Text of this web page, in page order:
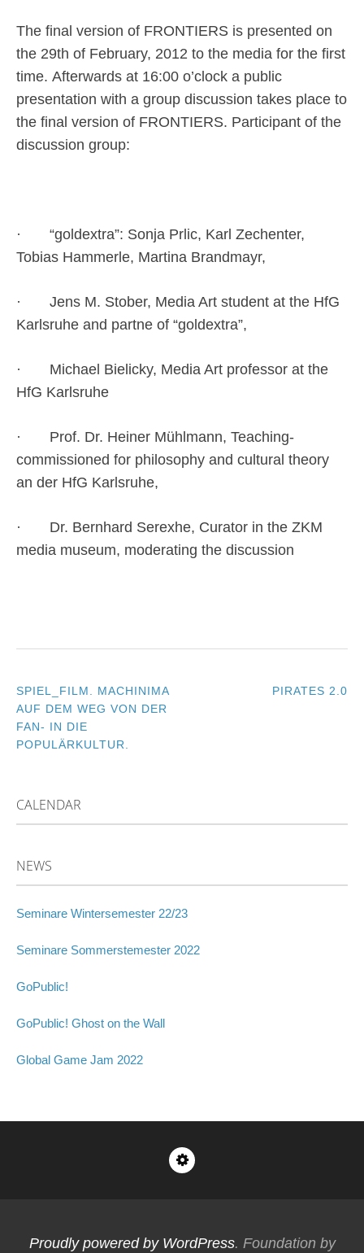
The final version of FRONTIERS is presented on
the 29th of February, 2012 to the media for the first
time. Afterwards at 16:00 o’clock a public
presentation with a group discussion takes place to
the final version of FRONTIERS. Participant of the
discussion group:
· “goldextra”: Sonja Prlic, Karl Zechenter,
Tobias Hammerle, Martina Brandmayr,
· Jens M. Stober, Media Art student at the HfG
Karlsruhe and partne of “goldextra”,
· Michael Bielicky, Media Art professor at the
HfG Karlsruhe
· Prof. Dr. Heiner Mühlmann, Teaching-
commissioned for philosophy and cultural theory
an der HfG Karlsruhe,
· Dr. Bernhard Serexhe, Curator in the ZKM
media museum, moderating the discussion
POST
NAVIGATION
SPIEL_FILM. MACHINIMA
AUF DEM WEG VON DER
FAN- IN DIE
POPULÄRKULTUR.
PIRATES 2.0
CALENDAR
NEWS
Seminare Wintersemester 22/23
Seminare Sommerstemester 2022
GoPublic!
GoPublic! Ghost on the Wall
Global Game Jam 2022
Proudly powered by WordPress. Foundation by